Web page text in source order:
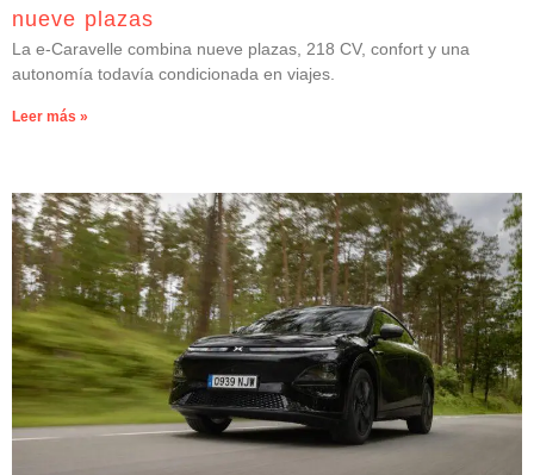
nueve plazas
La e-Caravelle combina nueve plazas, 218 CV, confort y una
autonomía todavía condicionada en viajes.
Leer más »